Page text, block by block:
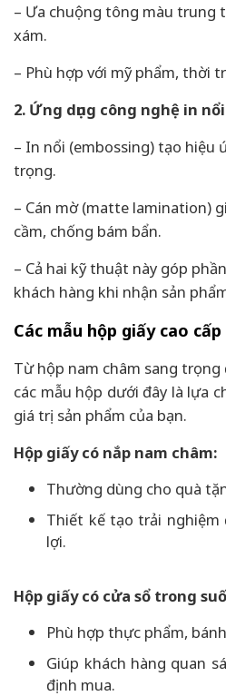
– Ưa chuộng tông màu trung
xám.
– Phù hợp với mỹ phẩm, thời
2. Ứng dụng công nghệ in
– In nổi (embossing) tạo hiệu
trọng.
– Cán mờ (matte lamination)
cầm, chống bám bẩn.
– Cả hai kỹ thuật này góp
khách hàng khi nhận sản
Các mẫu hộp giấy cao
Từ hộp nam châm sang trọng
các mẫu hộp dưới đây là lựa
giá trị sản phẩm của bạn.
Hộp giấy có nắp nam châm:
Thường dùng cho quà
Thiết kế tạo trải nghiệm
lợi.
Hộp giấy có cửa sổ trong
Phù hợp thực phẩm,
Giúp khách hàng quan
định mua.